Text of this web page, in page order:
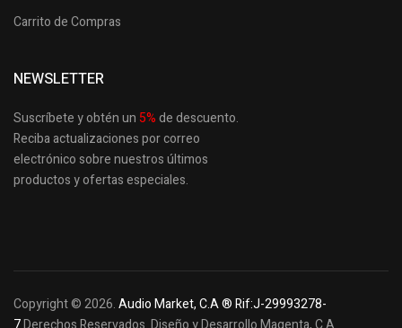
Carrito de Compras
NEWSLETTER
Suscríbete y obtén un 5%de descuento.
Reciba actualizaciones por correo
electrónico sobre nuestros últimos
productosy ofertas especiales.
Copyright © 2026.Audio Market, C.A ® Rif:J-29993278-